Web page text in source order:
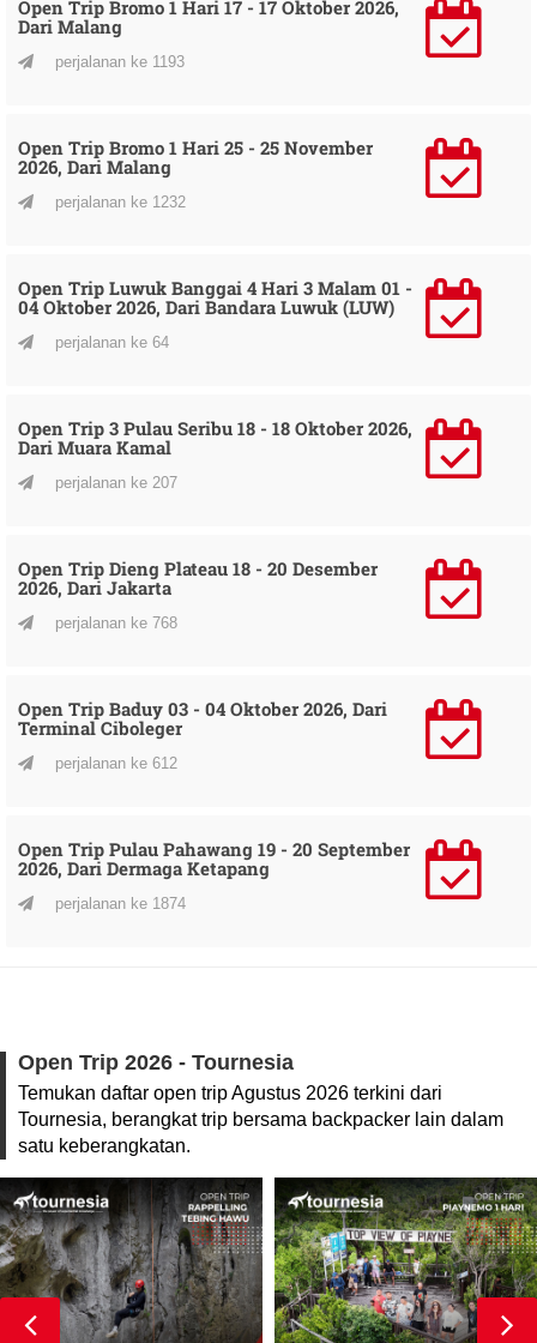
Open Trip Bromo 1 Hari 17 - 17 Oktober 2026,
Dari Malang
perjalanan ke 1193
Open Trip Bromo 1 Hari 25 - 25 November
2026, Dari Malang
perjalanan ke 1232
Open Trip Luwuk Banggai 4 Hari 3 Malam 01 -
04 Oktober 2026, Dari Bandara Luwuk (LUW)
perjalanan ke 64
Open Trip 3 Pulau Seribu 18 - 18 Oktober 2026,
Dari Muara Kamal
perjalanan ke 207
Open Trip Dieng Plateau 18 - 20 Desember
2026, Dari Jakarta
perjalanan ke 768
Open Trip Baduy 03 - 04 Oktober 2026, Dari
Terminal Ciboleger
perjalanan ke 612
Open Trip Pulau Pahawang 19 - 20 September
2026, Dari Dermaga Ketapang
perjalanan ke 1874
Open Trip 2026 - Tournesia
Temukan daftar open trip Agustus 2026 terkini dari
Tournesia, berangkat trip bersama backpacker lain dalam
satu keberangkatan.